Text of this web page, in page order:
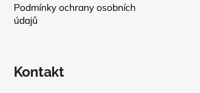
Podmínky ochrany osobních
údajů
Kontakt